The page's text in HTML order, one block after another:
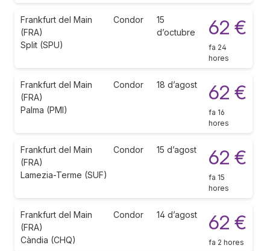
Frankfurt del Main
(FRA)
Split (SPU)
Condor
15
d’octubre
62 €
fa 24
hores
Frankfurt del Main
(FRA)
Palma (PMI)
Condor 18 d’agost 62 €
fa 16
hores
Frankfurt del Main
(FRA)
Lamezia-Terme (SUF)
Condor 15 d’agost 62 €
fa 15
hores
Frankfurt del Main
(FRA)
Càndia (CHQ)
Condor 14 d’agost 62 €
fa 2 hores